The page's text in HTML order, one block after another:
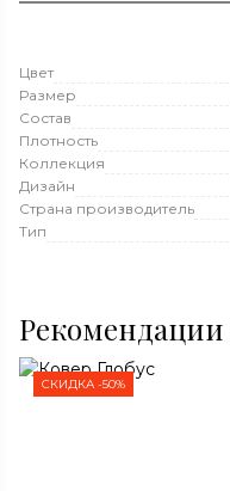
Цвет
Размер
Состав
Плотность
Коллекция
Дизайн
Страна производитель
Тип
Рекомендации
СКИДКА -50%